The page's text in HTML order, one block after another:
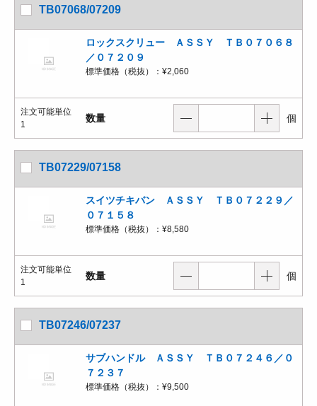
TB07068/07209
ロックスクリュー ＡＳＳＹ ＴＢ０７０６８
／０７２０９
標準価格（税抜）： ¥2,060
注文可能単位
1
数量 個
TB07229/07158
スイツチキバン ＡＳＳＹ ＴＢ０７２２９／
０７１５８
標準価格（税抜）： ¥8,580
注文可能単位
1
数量 個
TB07246/07237
サブハンドル ＡＳＳＹ ＴＢ０７２４６／０
７２３７
標準価格（税抜）： ¥9,500